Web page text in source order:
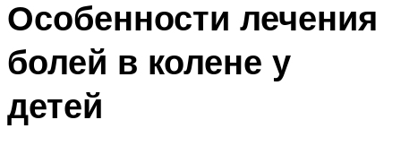
Особенности лечения
болей в колене у
детей